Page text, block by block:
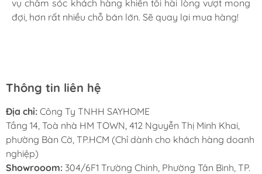
HOTLINE TƯ VẤN 24/7: 0931 100 248
tình, chu đáo tại Sayhome. Mình đã mua 2 máy rửa bát
cho mình và bố mẹ chồng,chất lượng ổn định. Ở đây có
vụ chăm sóc khách hàng khiến tôi hài lòng vượt mong
đợi, hơn rất nhiều chỗ bán lớn. Sẽ quay lại mua hàng!
Thông tin liên hệ
Địa chỉ: Công Ty TNHH SAYHOME
Tầng 14, Toà nhà HM TOWN, 412 Nguyễn Thị Minh Khai,
phường Bàn Cờ, TP.HCM (Chỉ dành cho khách hàng doanh
nghiệp)
Showrooom: 304/6F1 Trường Chinh, Phường Tân Bình, TP.